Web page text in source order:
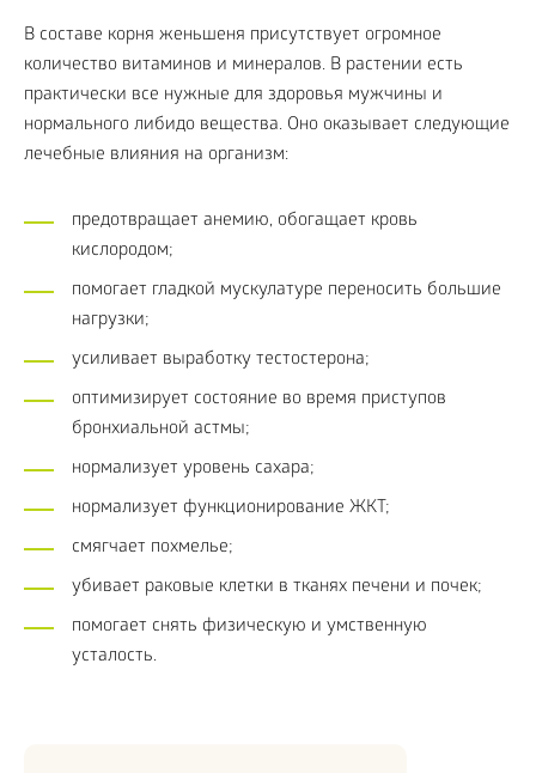
В составе корня женьшеня присутствует огромное
количество витаминов и минералов. В растении есть
практически все нужные для здоровья мужчины и
нормального либидо вещества. Оно оказывает следующие
лечебные влияния на организм:
предотвращает анемию, обогащает кровь
кислородом;
помогает гладкой мускулатуре переносить большие
нагрузки;
усиливает выработку тестостерона;
оптимизирует состояние во время приступов
бронхиальной астмы;
нормализует уровень сахара;
нормализует функционирование ЖКТ;
смягчает похмелье;
убивает раковые клетки в тканях печени и почек;
помогает снять физическую и умственную
усталость.